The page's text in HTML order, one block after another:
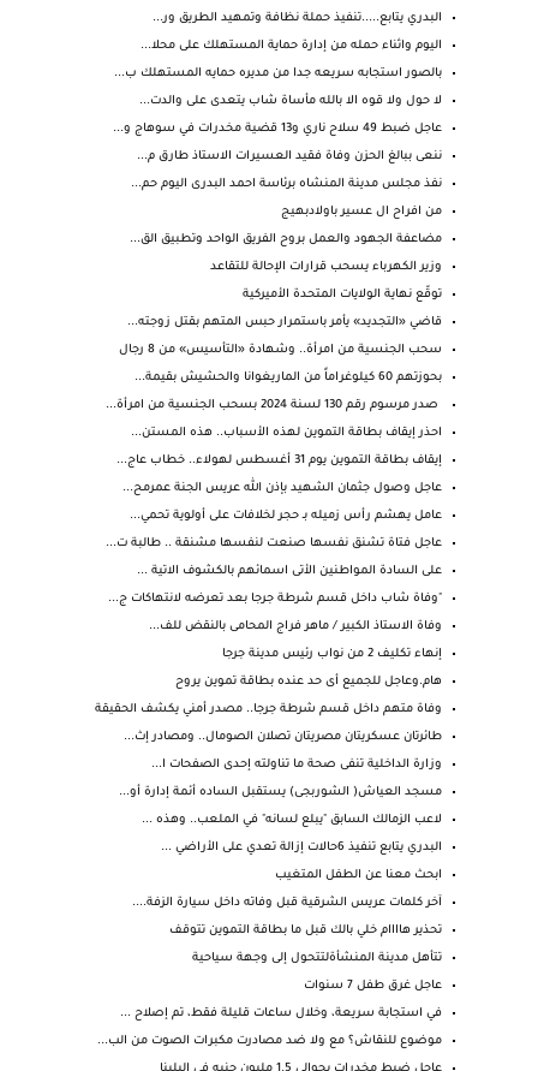
البدري يتابع.....تنفيذ حملة نظافة وتمهيد الطريق ور...
اليوم واثناء حمله من إدارة حماية المستهلك على محلا...
بالصور استجابه سريعه جدا من مديره حمايه المستهلك ب...
لا حول ولا قوه الا بالله مأساة شاب يتعدى على والدت...
عاجل ضبط 49 سلاح ناري و13 قضية مخدرات في سوهاج و...
ننعى ببالغ الحزن وفاة فقيد العسيرات الاستاذ طارق م...
نفذ مجلس مدينة المنشاه برئاسة احمد البدرى اليوم حم...
من افراح ال عسير باولادبهيج
مضاعفة الجهود والعمل بروح الفريق الواحد وتطبيق الق...
وزير الكهرباء يسحب قرارات الإحالة للتقاعد
توقّع نهاية الولايات المتحدة الأميركية
قاضي «التجديد» يأمر باستمرار حبس المتهم بقتل زوجته...
سحب الجنسية من امرأة.. وشهادة «التأسيس» من 8 رجال
بحوزتهم 60 كيلوغراماً من الماريغوانا والحشيش بقيمة...
صدر مرسوم رقم 130 لسنة 2024 بسحب الجنسية من امرأة...
احذر إيقاف بطاقة التموين لهذه الأسباب.. هذه المستن...
إيقاف بطاقة التموين يوم 31 أغسطس لهولاء.. خطاب عاج...
عاجل وصول جثمان الشهيد بإذن الله عريس الجنة عمرمح...
عامل يهشم رأس زميله بـ حجر لخلافات على أولوية تحمي...
عاجل فتاة تشنق نفسها صنعت لنفسها مشنقة .. طالبة ت...
على السادة المواطنين الأتى اسمائهم بالكشوف الاتية ...
"وفاة شاب داخل قسم شرطة جرجا بعد تعرضه لانتهاكات ج...
وفاة الاستاذ الكبير / ماهر فراج المحامى بالنقض للف...
إنهاء تكليف 2 من نواب رئيس مدينة جرجا
هام.وعاجل للجميع أى حد عنده بطاقة تموين يروح
وفاة متهم داخل قسم شرطة جرجا.. مصدر أمني يكشف الحقيقة
طائرتان عسكريتان مصريتان تصلان الصومال.. ومصادر إث...
وزارة الداخلية تنفى صحة ما تناولته إحدى الصفحات ا...
مسجد العياش( الشوربجى) يستقبل الساده أئمة إدارة أو...
لاعب الزمالك السابق "يبلع لسانه" في الملعب.. وهذه ...
البدري يتابع تنفيذ 6حالات إزالة تعدي على الأراضي ...
ابحث معنا عن الطفل المتغيب
آخر كلمات عريس الشرقية قبل وفاته داخل سيارة الزفة....
تحذير هاااام خلي بالك قبل ما بطاقة التموين تتوقف
تتأهل مدينة المنشأةلتتحول إلى وجهة سياحية
عاجل غرق طفل 7 سنوات
في استجابة سريعة، وخلال ساعات قليلة فقط، تم إصلاح ...
موضوع للنقاش؟ مع ولا ضد مصادرت مكبرات الصوت من الب...